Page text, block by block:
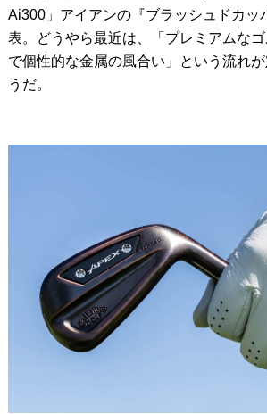
Ai300」アイアンの『ブラッシュドカッ
表。どうやら最近は、「プレミアムな
で個性的な金属の風合い」という流れ
うだ。
PUTTERS パター
OTHER その他
Editor’s Picks